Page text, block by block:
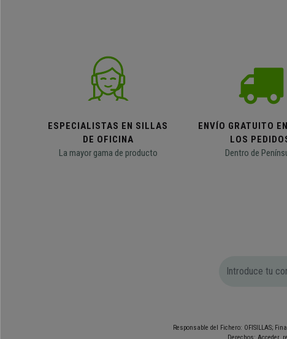
ESPECIALISTAS EN SILLAS
DE OFICINA
La mayor gama de producto
ENVÍO GRATUITO
LOS
Dentro de
Responsable del Fichero: OFISILLAS;